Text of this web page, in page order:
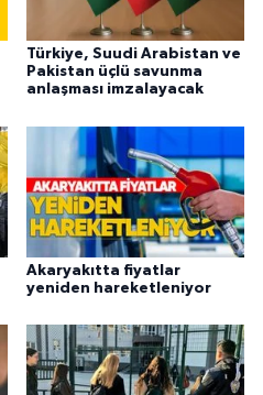
Türkiye, Suudi Arabistan ve
Pakistan üçlü savunma
anlaşması imzalayacak
Akaryakıtta fiyatlar
yeniden hareketleniyor